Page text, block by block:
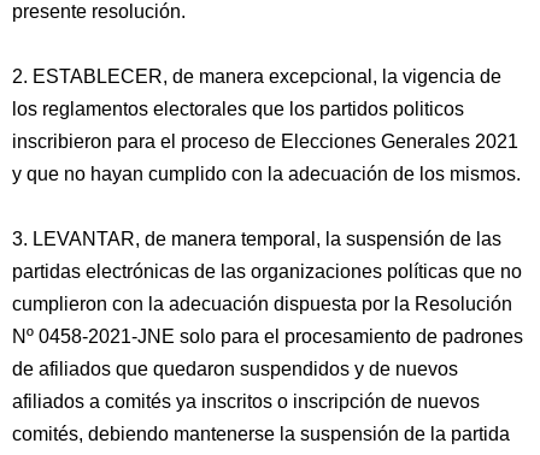
presente resolución.
2. ESTABLECER, de manera excepcional, la vigencia de
los reglamentos electorales que los partidos politicos
inscribieron para el proceso de Elecciones Generales 2021
y que no hayan cumplido con la adecuación de los mismos.
3. LEVANTAR, de manera temporal, la suspensión de las
partidas electrónicas de las organizaciones políticas que no
cumplieron con la adecuación dispuesta por la Resolución
Nº 0458-2021-JNE solo para el procesamiento de padrones
de afiliados que quedaron suspendidos y de nuevos
afiliados a comités ya inscritos o inscripción de nuevos
comités, debiendo mantenerse la suspensión de la partida